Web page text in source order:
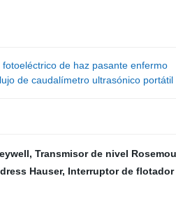
de haz pasante enfermo
de caudalímetro ultrasónico
, Transmisor de nivel
Hauser, Interruptor de